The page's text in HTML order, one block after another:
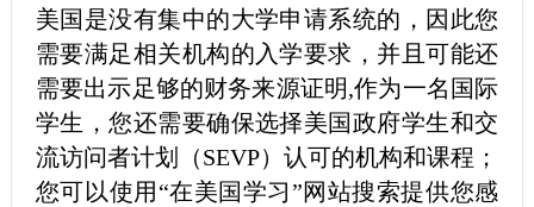
美国是没有集中的大学申请系统的，因此您
需要满足相关机构的入学要求，并且可能还
需要出示足够的财务来源证明,作为一名国际
学生，您还需要确保选择美国政府学生和交
流访问者计划（SEVP）认可的机构和课程；
您可以使用“在美国学习”网站搜索提供您感